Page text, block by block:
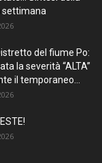
settimana
del fiume Po:
la severità “ALTA”
il temporaneo...